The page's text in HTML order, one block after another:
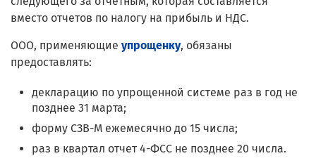
вместо отчетов по налогу на прибыль и НДС.
ООО, применяющие упрощенку, обязаны
предоставлять:
декларацию по упрощенной системе раз в год не
позднее 31 марта;
форму СЗВ-М ежемесячно до 15 числа;
раз в квартал отчет 4-ФСС не позднее 20 числа.